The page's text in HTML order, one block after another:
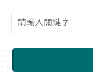
查詢關鍵字